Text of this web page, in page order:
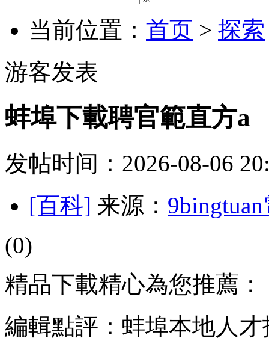
当前位置： 首页 > 探索
游客发表
蚌埠下載聘官範直方a
发帖时间：2026-08-06
[百科] 来源：
(0)
精品下載精心為您推薦：
編輯點評：蚌埠本地人才